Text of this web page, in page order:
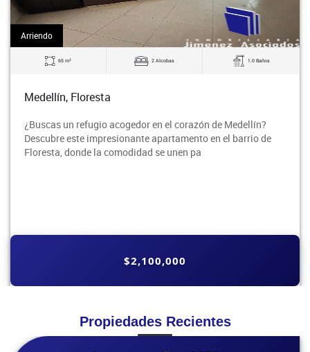
Arriendo
65 m2 2 Alcobas 1.0 Baños
Medellín, Floresta
¿Buscas un refugio acogedor en el corazón de Medellín?
Descubre este impresionante apartamento en el barrio de
Floresta, donde la comodidad se unen pa
$2,100,000
Propiedades Recientes